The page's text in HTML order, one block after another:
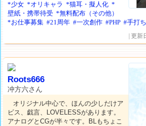
*少女 *オリキャラ *猫耳・擬人化 *
壁紙・携帯待受 *無料配布（その他）
*お仕事募集 #21周年 #一次創作 #PHP #手打
| 更新
Roots666
冲方六さん
オリジナル中心で、ほんの少しだけア
ビス、戯言、LOVELESSがあります。
アナログとCGが半々です。BLもちょこ